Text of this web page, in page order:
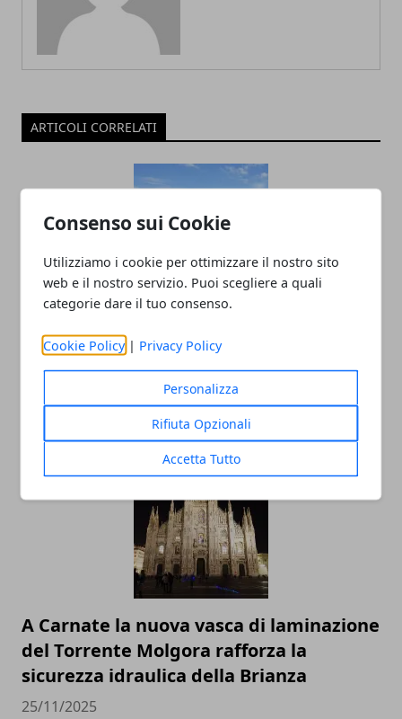
Consenso sui Cookie
Utilizziamo i cookie per ottimizzare il nostro sito
web e il nostro servizio. Puoi scegliere a quali
categorie dare il tuo consenso.
Cookie Policy | Privacy Policy
Personalizza
Rifiuta Opzionali
Accetta Tutto
ARTICOLI CORRELATI
presenta il nuovo Piano antiviolenza e
coinvolge i giovani nel percorso
culturale verso il rispetto
A Carnate la nuova vasca di laminazione
del Torrente Molgora rafforza la
sicurezza idraulica della Brianza
25/11/2025